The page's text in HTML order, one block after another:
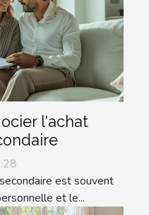
l'achat
est souvent
et le...